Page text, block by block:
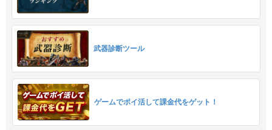
武器診断ツール
ゲームでポイ活して課金代をゲット！